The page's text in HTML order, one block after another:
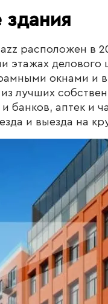
здания
расположен в
этажах
окнами и
лучших
банков, аптек и
и выезда на